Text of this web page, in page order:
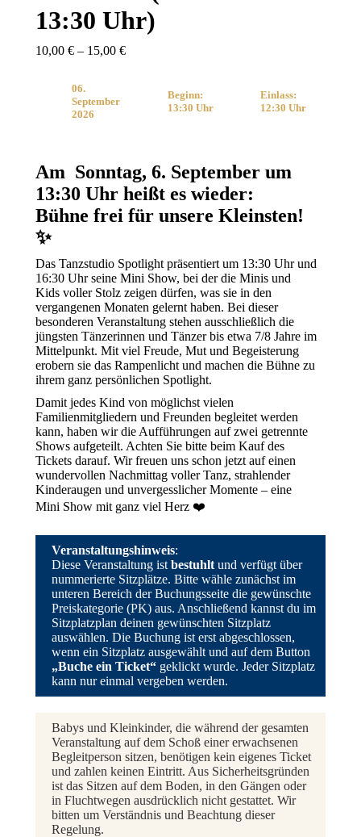
13:30 Uhr)
10,00 € – 15,00 €
06.
September
2026
Beginn:
13:30 Uhr
Einlass:
12:30 Uhr
Am Sonntag, 6. September um
13:30 Uhr heißt es wieder:
Bühne frei für unsere Kleinsten!
✨
Das Tanzstudio Spotlight präsentiert um 13:30 Uhr und
16:30 Uhr seine Mini Show, bei der die Minis und
Kids voller Stolz zeigen dürfen, was sie in den
vergangenen Monaten gelernt haben. Bei dieser
besonderen Veranstaltung stehen ausschließlich die
jüngsten Tänzerinnen und Tänzer bis etwa 7/8 Jahre im
Mittelpunkt. Mit viel Freude, Mut und Begeisterung
erobern sie das Rampenlicht und machen die Bühne zu
ihrem ganz persönlichen Spotlight.
Damit jedes Kind von möglichst vielen
Familienmitgliedern und Freunden begleitet werden
kann, haben wir die Aufführungen auf zwei getrennte
Shows aufgeteilt. Achten Sie bitte beim Kauf des
Tickets darauf. Wir freuen uns schon jetzt auf einen
wundervollen Nachmittag voller Tanz, strahlender
Kinderaugen und unvergesslicher Momente – eine
Mini Show mit ganz viel Herz ❤️
Veranstaltungshinweis:
Diese Veranstaltung ist bestuhlt und verfügt über
nummerierte Sitzplätze. Bitte wähle zunächst im
unteren Bereich der Buchungsseite die gewünschte
Preiskategorie (PK) aus. Anschließend kannst du im
Sitzplatzplan deinen gewünschten Sitzplatz
auswählen. Die Buchung ist erst abgeschlossen,
wenn ein Sitzplatz ausgewählt und auf dem Button
„Buche ein Ticket“ geklickt wurde. Jeder Sitzplatz
kann nur einmal vergeben werden.
Babys und Kleinkinder, die während der gesamten
Veranstaltung auf dem Schoß einer erwachsenen
Begleitperson sitzen, benötigen kein eigenes Ticket
und zahlen keinen Eintritt. Aus Sicherheitsgründen
ist das Sitzen auf dem Boden, in den Gängen oder
in Fluchtwegen ausdrücklich nicht gestattet. Wir
bitten um Verständnis und Beachtung dieser
Regelung.